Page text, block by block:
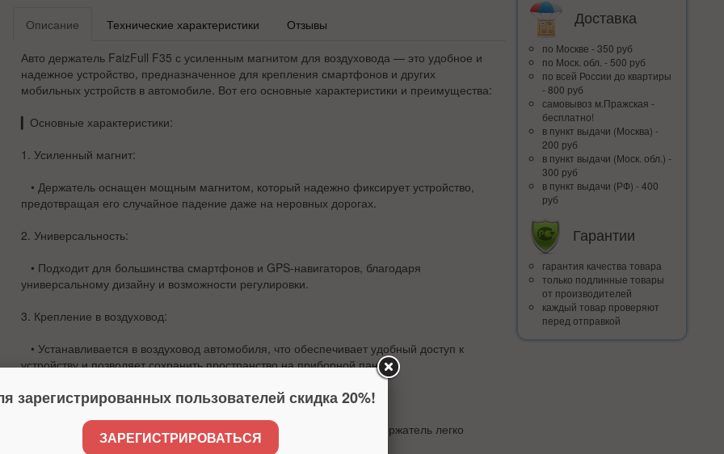
Описание Технические характеристики Отзывы
Авто держатель FaizFull F35 с усиленным магнитом для воздуховода — это удобное и
надежное устройство, предназначенное для крепления смартфонов и других
мобильных устройств в автомобиле. Вот его основные характеристики и преимущества:
Основные характеристики:
1. Усиленный магнит:
• Держатель оснащен мощным магнитом, который надежно фиксирует устройство,
предотвращая его случайное падение даже на неровных дорогах.
2. Универсальность:
• Подходит для большинства смартфонов и GPS-навигаторов, благодаря
универсальному дизайну и возможности регулировки.
3. Крепление в воздуховод:
• Устанавливается в воздуховод автомобиля, что обеспечивает удобный доступ к
устройству и позволяет сохранить пространство на приборной панели.
4.Легкость установки:
• Простая установка и снятие без использования инструментов. Держатель легко
крепится к решетке воздуховода.
Доставка
по Москве - 350 руб
по Моск. обл. - 500 руб
по всей Росcии до квартиры
- 800 руб
самовывоз м.Пражская -
бесплатно!
в пункт выдачи (Москва) -
200 руб
в пункт выдачи (Моск. обл.) -
300 руб
в пункт выдачи (РФ) - 400
руб
Гарантии
гарантия качества товара
только подлинные товары
от производителей
каждый товар проверяют
перед отправкой
зарегистрированных пользователей скидка 20%!
ЗАРЕГИСТРИРОВАТЬСЯ